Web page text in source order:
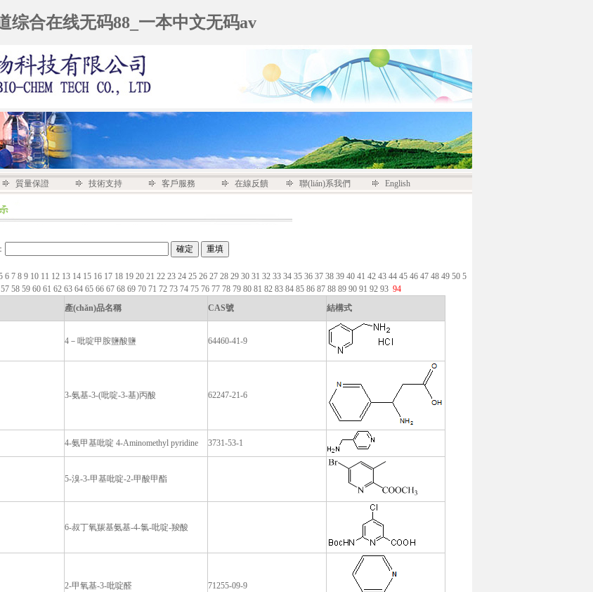
综合在线无码88_一本中文无码av
質量保證 技術支持 客戶服務 在線反饋 聯(lián)系我們 English
6 7 8 9 10 11 12 13 14 15 16 17 18 19 20 21 22 23 24 25 26 27 28 29 30 31 32 33 34 35 36 37 38 39 40 41 42 43 44 45 46 47 48 49 50 5
57 58 59 60 61 62 63 64 65 66 67 68 69 70 71 72 73 74 75 76 77 78 79 80 81 82 83 84 85 86 87 88 89 90 91 92 93 94
產(chǎn)品名稱 CAS號 結構式
4－吡啶甲胺鹽酸鹽 64460-41-9
3-氨基-3-(吡啶-3-基)丙酸 62247-21-6
4-氨甲基吡啶 4-Aminomethyl pyridine 3731-53-1
5-溴-3-甲基吡啶-2-甲酸甲酯
6-叔丁氧羰基氨基-4-氯-吡啶-羧酸
2-甲氧基-3-吡啶醛 71255-09-9